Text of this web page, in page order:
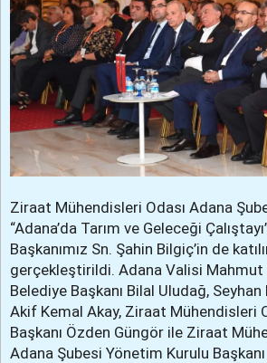
Ziraat Mühendisleri Odası Adana
“Adana’da Tarım ve Geleceği
Başkanımız Sn. Şahin Bilgiç’in de
gerçekleştirildi. Adana Valisi Mahmut
Belediye Başkanı Bilal Uludağ, Seyhan
Akif Kemal Akay, Ziraat Mühendisleri
Başkanı Özden Güngör ile Ziraat
Adana Şubesi Yönetim Kurulu Başkanı